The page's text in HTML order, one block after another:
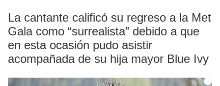
La cantante calificó su regreso a la Met
Gala como “surrealista” debido a que
en esta ocasión pudo asistir
acompañada de su hija mayor Blue Ivy